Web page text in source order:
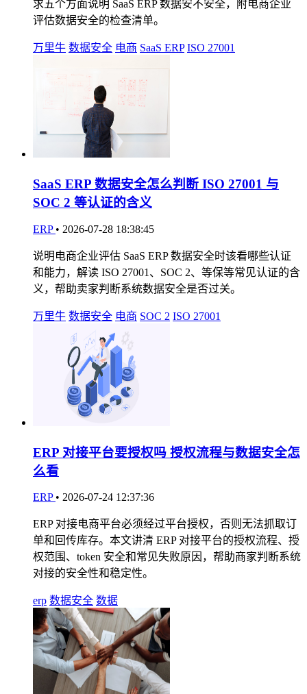
求五个方面说明 SaaS ERP 数据安不安全，附电商企业
评估数据安全的检查清单。
万里牛 数据安全 电商 SaaS ERP ISO 27001
SaaS ERP 数据安全怎么判断 ISO 27001 与
SOC 2 等认证的含义
ERP • 2026-07-28 18:38:45
说明电商企业评估 SaaS ERP 数据安全时该看哪些认证
和能力，解读 ISO 27001、SOC 2、等保等常见认证的含
义，帮助卖家判断系统数据安全是否过关。
万里牛 数据安全 电商 SOC 2 ISO 27001
ERP 对接平台要授权吗 授权流程与数据安全怎
么看
ERP • 2026-07-24 12:37:36
ERP 对接电商平台必须经过平台授权，否则无法抓取订
单和回传库存。本文讲清 ERP 对接平台的授权流程、授
权范围、token 安全和常见失败原因，帮助商家判断系统
对接的安全性和稳定性。
erp 数据安全 数据